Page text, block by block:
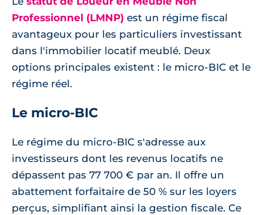
Professionnel (LMNP) est un régime fiscal
avantageux pour les particuliers investissant
dans l'immobilier locatif meublé. Deux
options principales existent : le micro-BIC et le
régime réel.
Le micro-BIC
Le régime du micro-BIC s'adresse aux
investisseurs dont les revenus locatifs ne
dépassent pas 77 700 € par an. Il offre un
abattement forfaitaire de 50 % sur les loyers
perçus, simplifiant ainsi la gestion fiscale. Ce